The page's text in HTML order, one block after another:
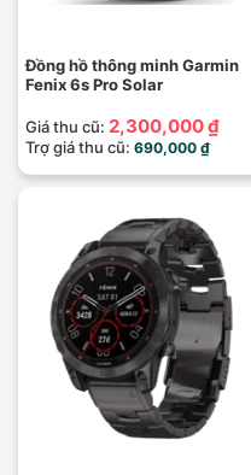
Đồng hồ thông minh Garmin
Fenix 6s Pro Solar
Giá thu cũ: 2,300,000 ₫
Trợ giá thu cũ: 690,000 ₫